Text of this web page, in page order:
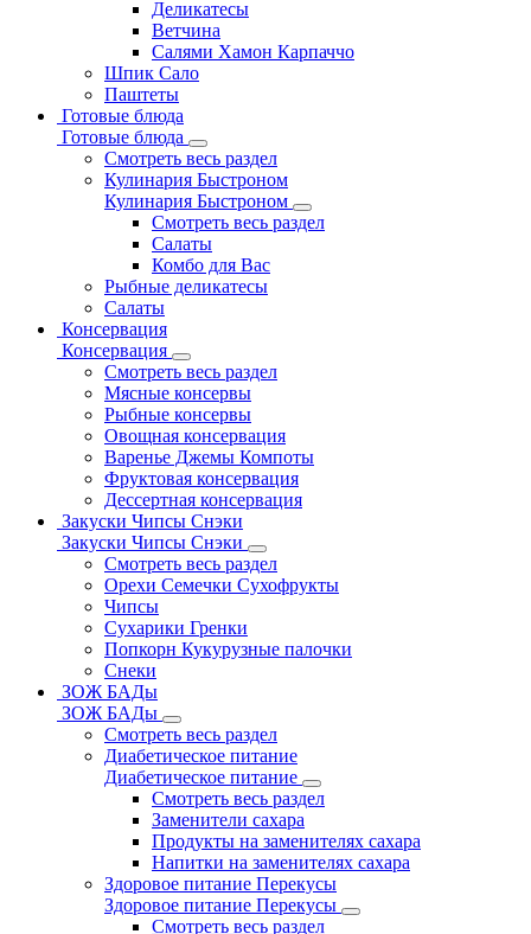
Деликатесы
Ветчина
Салями Хамон Карпаччо
Шпик Сало
Паштеты
Готовые блюда
Готовые блюда
Смотреть весь раздел
Кулинария Быстроном
Кулинария Быстроном
Смотреть весь раздел
Салаты
Комбо для Вас
Рыбные деликатесы
Салаты
Консервация
Консервация
Смотреть весь раздел
Мясные консервы
Рыбные консервы
Овощная консервация
Варенье Джемы Компоты
Фруктовая консервация
Дессертная консервация
Закуски Чипсы Снэки
Закуски Чипсы Снэки
Смотреть весь раздел
Орехи Семечки Сухофрукты
Чипсы
Сухарики Гренки
Попкорн Кукурузные палочки
Снеки
ЗОЖ БАДы
ЗОЖ БАДы
Смотреть весь раздел
Диабетическое питание
Диабетическое питание
Смотреть весь раздел
Заменители сахара
Продукты на заменителях сахара
Напитки на заменителях сахара
Здоровое питание Перекусы
Здоровое питание Перекусы
Смотреть весь раздел